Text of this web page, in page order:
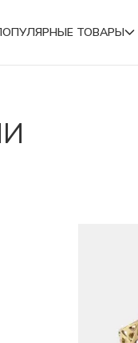
ТОВАРЫ